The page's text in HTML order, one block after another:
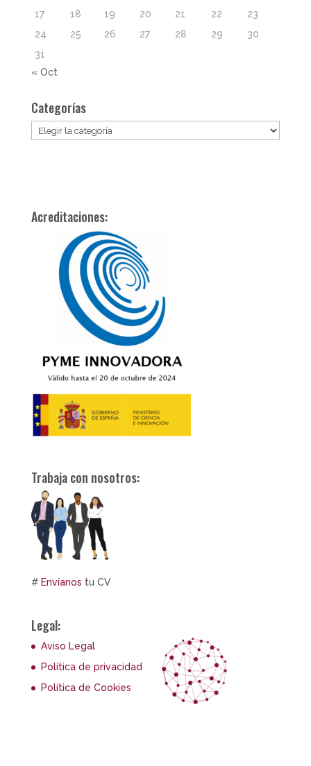
17
18 19 20 21 22
23
24
25 26 27 28 29
30
31
« Oct
Categorías
Categorías
Acreditaciones:
Trabaja con nosotros:
# Envíanos tu CV
Legal:
Aviso Legal
Política de privacidad
Política de Cookies